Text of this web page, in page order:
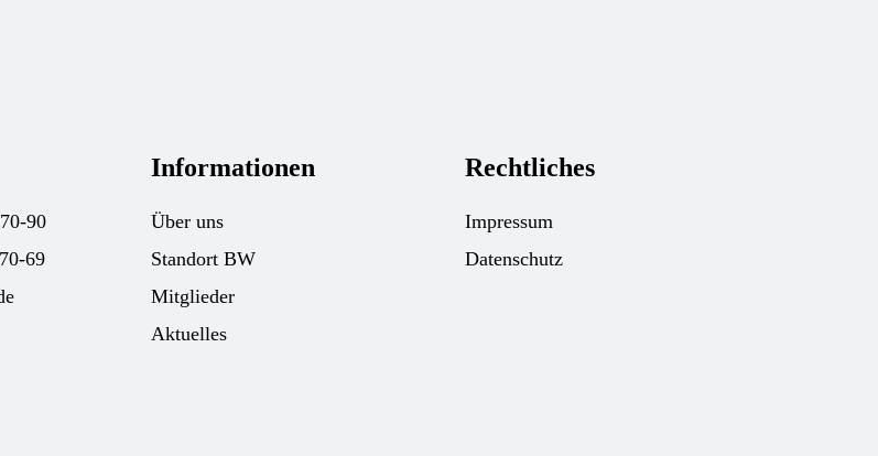
90
69
Informationen
Über uns
Standort BW
Mitglieder
Aktuelles
Rechtliches
Impressum
Datenschutz